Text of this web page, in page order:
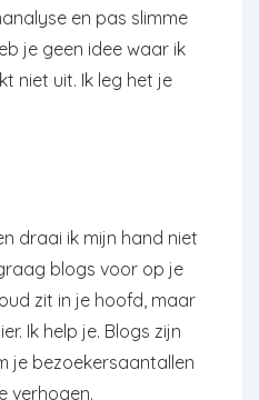
en pas slimme
je geen idee waar ik
niet uit. Ik leg het je
draai ik mijn hand niet
blogs voor op je
zit in je hoofd, maar
Ik help je. Blogs zijn
je bezoekersaantallen
verhogen.